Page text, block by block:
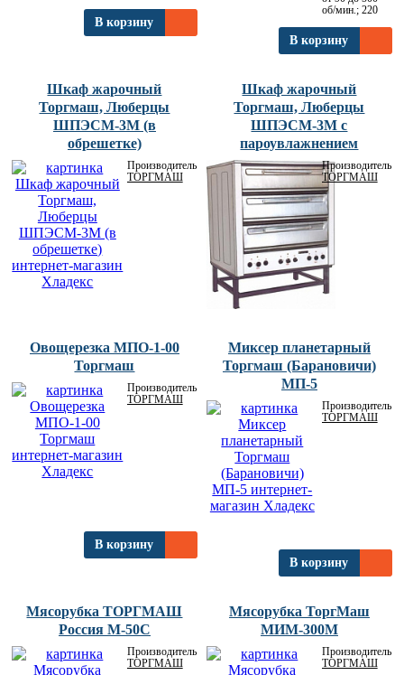
В корзину
об/мин.; 220
В корзину
Шкаф жарочный
Торгмаш, Люберцы
ШПЭСМ-3М (в
обрешетке)
Производитель:
ТОРГМАШ
Шкаф жарочный
Торгмаш, Люберцы
ШПЭСМ-3М с
пароувлажнением
Производитель:
ТОРГМАШ
Овощерезка МПО-1-00
Торгмаш
Производитель:
ТОРГМАШ
В корзину
Миксер планетарный
Торгмаш (Барановичи)
МП-5
Производитель:
ТОРГМАШ
В корзину
Мясорубка ТОРГМАШ
Россия М-50С
Производитель:
ТОРГМАШ
Мясорубка ТоргМаш
МИМ-300М
Производитель:
ТОРГМАШ